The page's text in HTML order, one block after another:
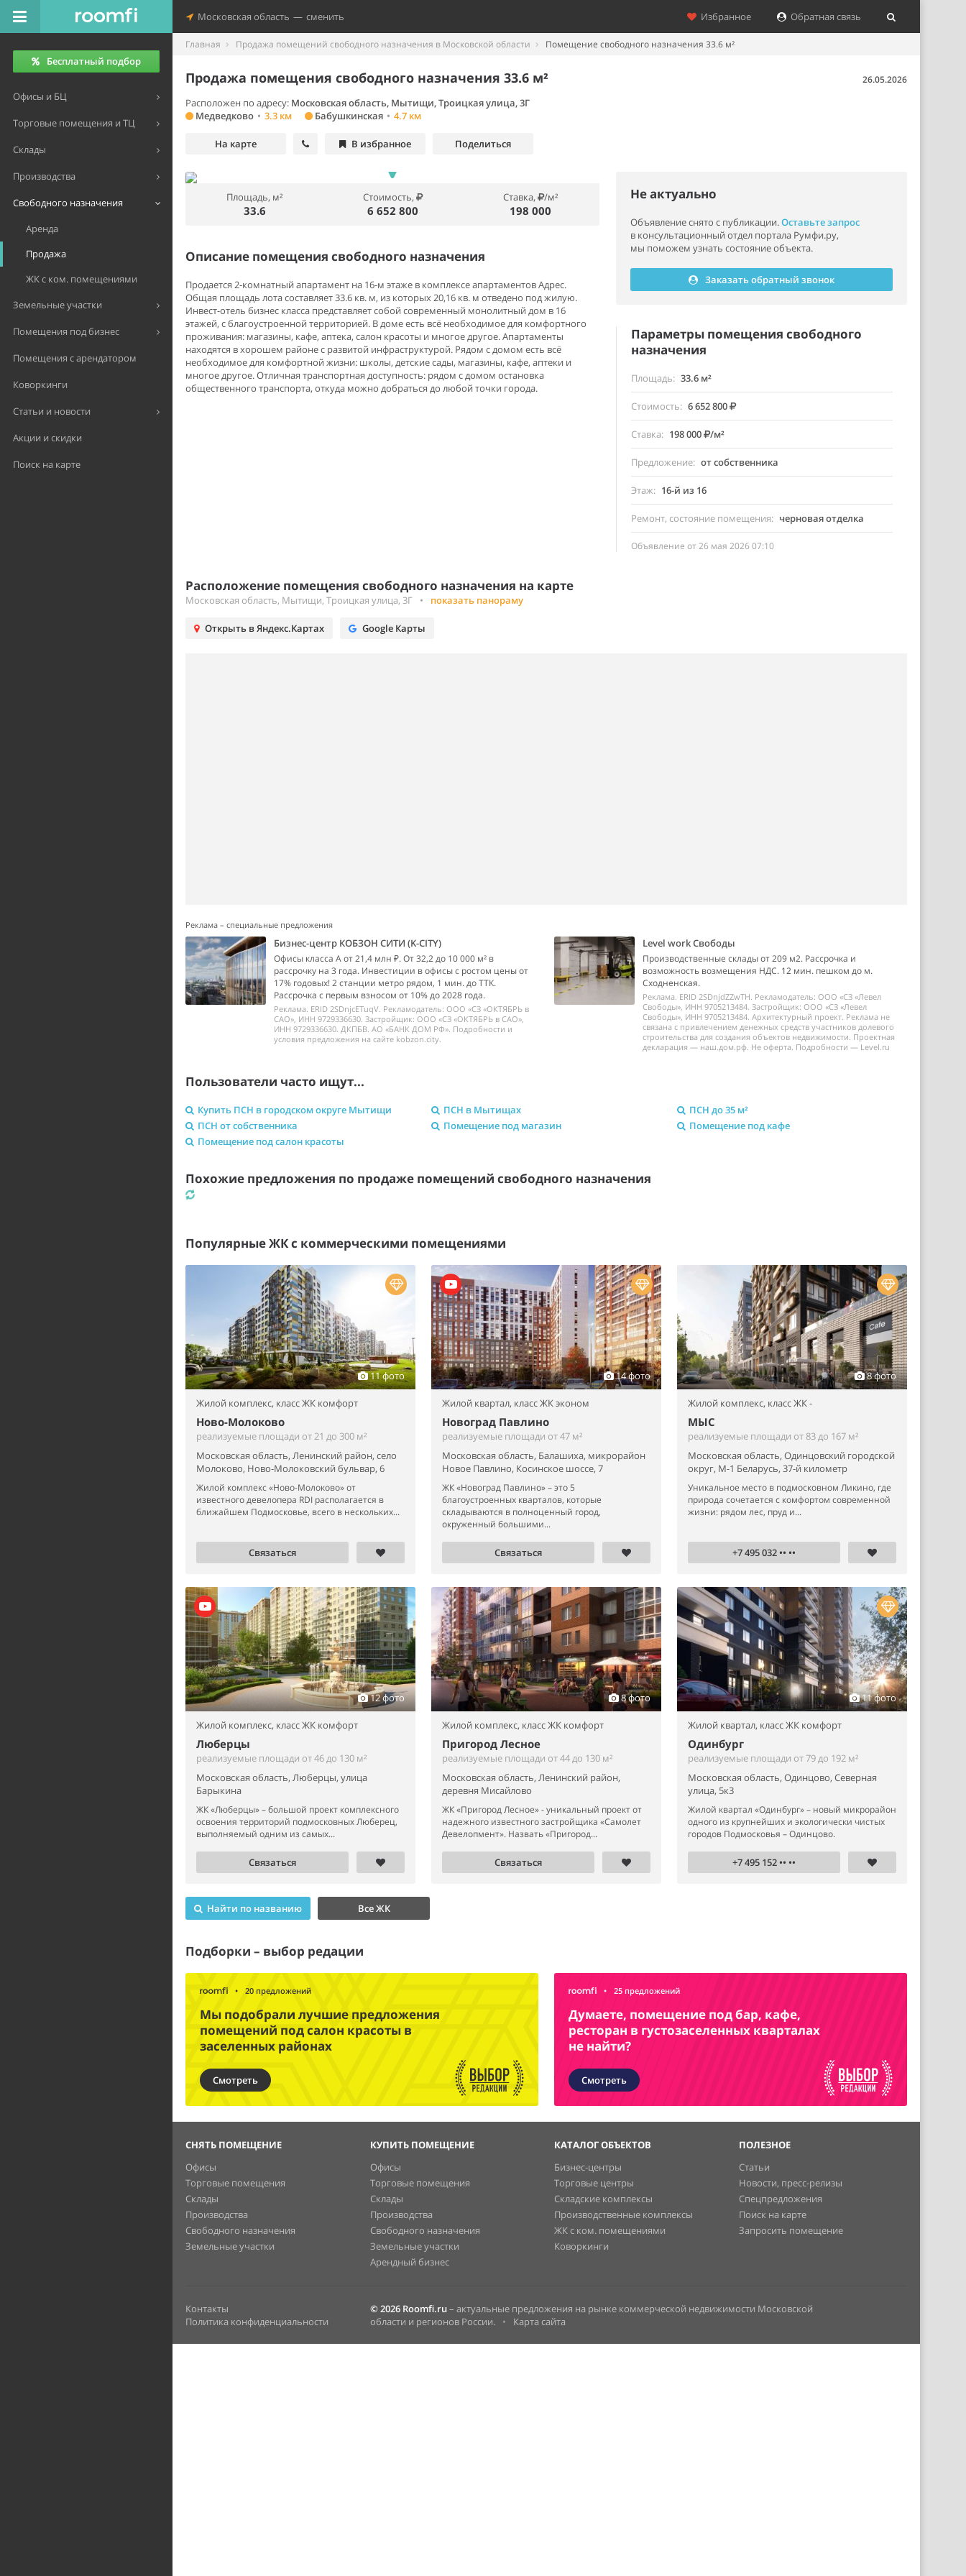
Московская область — сменить Избранное Обратная связь
Бесплатный подбор
Офисы и БЦ
Торговые помещения и ТЦ
Склады
Производства
Свободного назначения
Аренда
Продажа
ЖК с ком. помещениями
Земельные участки
Помещения под бизнес
Помещения с арендатором
Коворкинги
Статьи и новости
Акции и скидки
Поиск на карте
Главная Продажа помещений свободного назначения в Московской области Помещение свободного назначения 33.6 м²
Продажа помещения свободного назначения 33.6 м² 26.05.2026
Расположен по адресу: Московская область, Мытищи, Троицкая улица, 3Г
Медведково • 3.3 км Бабушкинская • 4.7 км
На карте В избранное Поделиться
Площадь, м²
33.6
Стоимость,
6 652 800
Ставка, /м²
198 000
Описание помещения свободного назначения
Продается 2-комнатный апартамент на 16-м этаже в комплексе апартаментов Адрес.
Общая площадь лота составляет 33.6 кв. м, из которых 20,16 кв. м отведено под жилую.
Инвест-отель бизнес класса представляет собой современный монолитный дом в 16
этажей, с благоустроенной территорией. В доме есть всё необходимое для комфортного
проживания: магазины, кафе, аптека, салон красоты и многое другое. Апартаменты
находятся в хорошем районе с развитой инфраструктурой. Рядом с домом есть всё
необходимое для комфортной жизни: школы, детские сады, магазины, кафе, аптеки и
многое другое. Отличная транспортная доступность: рядом с домом остановка
общественного транспорта, откуда можно добраться до любой точки города.
Не актуально
Объявление снято с публикации.Оставьте запрос
в консультационный отдел портала Румфи.ру,
мы поможем узнать состояние объекта.
Заказать обратный звонок
Параметры помещения свободного
назначения
Площадь 33.6 м²
Стоимость 6 652 800
Ставка 198 000 /м²
Предложение от собственника
Этаж 16-й из 16
Ремонт, состояние помещения черновая отделка
Объявление от 26 мая 2026 07:10
Расположение помещения свободного назначения на карте
Московская область, Мытищи, Троицкая улица, 3Г • показать панораму
Открыть в Яндекс.Картах Google Карты
Реклама – специальные предложения
Бизнес-центр КОБЗОН СИТИ (K-CITY)
Офисы класса А от 21,4 млн ₽. От 32,2 до 10 000 м² в
рассрочку на 3 года. Инвестиции в офисы с ростом цены от
17% годовых! 2 станции метро рядом, 1 мин. до ТТК.
Рассрочка с первым взносом от 10% до 2028 года.
Реклама. ERID 2SDnjcETuqV. Рекламодатель: ООО «СЗ «ОКТЯБРЬ в
САО», ИНН 9729336630. Застройщик: ООО «СЗ «ОКТЯБРЬ в САО»,
ИНН 9729336630. ДКПБВ. АО «БАНК ДОМ РФ». Подробности и
условия предложения на сайте kobzon.city.
Level work Свободы
Производственные склады от 209 м2. Рассрочка и
возможность возмещения НДС. 12 мин. пешком до м.
Сходненская.
Реклама. ERID 2SDnjdZZwTH. Рекламодатель: ООО «СЗ «Левел
Свободы», ИНН 9705213484. Застройщик: ООО «СЗ «Левел
Свободы», ИНН 9705213484. Архитектурный проект. Реклама не
связана с привлечением денежных средств участников долевого
строительства для создания объектов недвижимости. Проектная
декларация — наш.дом.рф. Не оферта. Подробности — Level.ru
Пользователи часто ищут...
Купить ПСН в городском округе Мытищи ПСН в Мытищах
ПСН до 35 м²
ПСН от собственника
Помещение под магазин
Помещение под кафе
Помещение под салон красоты
Похожие предложения по продаже помещений свободного назначения
Популярные ЖК с коммерческими помещениями
11 фото
Жилой комплекс, класс ЖК комфорт
Ново-Молоково
реализуемые площади от 21 до 300 м²
Московская область, Ленинский район, село
Молоково, Ново-Молоковский бульвар, 6
Жилой комплекс «Ново-Молоково» от
известного девелопера RDI располагается в
ближайшем Подмосковье, всего в нескольких...
Связаться
14 фото
Жилой квартал, класс ЖК эконом
Новоград Павлино
реализуемые площади от 47 м²
Московская область, Балашиха, микрорайон
Новое Павлино, Косинское шоссе, 7
ЖК «Новоград Павлино» – это 5
благоустроенных кварталов, которые
складываются в полноценный город,
окруженный большими...
Связаться
8 фото
Жилой комплекс, класс ЖК -
МЫС
реализуемые площади от 83 до 167 м²
Московская область, Одинцовский городской
округ, М-1 Беларусь, 37-й километр
Уникальное место в подмосковном Ликино, где
природа сочетается с комфортом современной
жизни: рядом лес, пруд и...
+7 495 032 •• ••
12 фото
Жилой комплекс, класс ЖК комфорт
Люберцы
реализуемые площади от 46 до 130 м²
Московская область, Люберцы, улица
Барыкина
ЖК «Люберцы» – большой проект комплексного
освоения территорий подмосковных Люберец,
выполняемый одним из самых...
Связаться
8 фото
Жилой комплекс, класс ЖК комфорт
Пригород Лесное
реализуемые площади от 44 до 130 м²
Московская область, Ленинский район,
деревня Мисайлово
ЖК «Пригород Лесное» - уникальный проект от
надежного известного застройщика «Самолет
Девелопмент». Назвать «Пригород...
Связаться
11 фото
Жилой квартал, класс ЖК комфорт
Одинбург
реализуемые площади от 79 до 192 м²
Московская область, Одинцово, Северная
улица, 5к3
Жилой квартал «Одинбург» – новый микрорайон
одного из крупнейших и экологически чистых
городов Подмосковья – Одинцово.
+7 495 152 •• ••
Найти по названию Все ЖК
Подборки – выбор редации
• 20 предложений
Мы подобрали лучшие предложения
помещений под салон красоты в
заселенных районах
Смотреть
• 25 предложений
Думаете, помещение под бар, кафе,
ресторан в густозаселенных кварталах
не найти?
Смотреть
СНЯТЬ ПОМЕЩЕНИЕ
Офисы
Торговые помещения
Склады
Производства
Свободного назначения
Земельные участки
КУПИТЬ ПОМЕЩЕНИЕ
Офисы
Торговые помещения
Склады
Производства
Свободного назначения
Земельные участки
Арендный бизнес
КАТАЛОГ ОБЪЕКТОВ
Бизнес-центры
Торговые центры
Складские комплексы
Производственные комплексы
ЖК с ком. помещениями
Коворкинги
ПОЛЕЗНОЕ
Статьи
Новости, пресс-релизы
Спецпредложения
Поиск на карте
Запросить помещение
Контакты
Политика конфиденциальности
© 2026 Roomfi.ru– актуальные предложения на рынке коммерческой недвижимости Московской
области и регионов России.
• Карта сайта